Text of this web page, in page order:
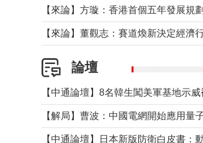
【來論】董觀志：賽道煥新決定經濟
論壇